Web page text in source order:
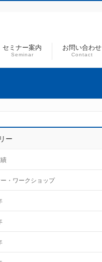
セミナー案内
Seminar
お問い合わせ
Contact
ー
・ワークショップ